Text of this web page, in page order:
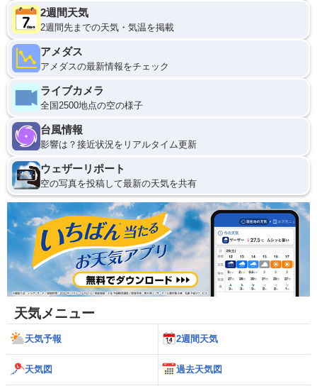
2週間天気
2週間先までの天気・気温を掲載
アメダス
アメダスの最新情報をチェック
ライブカメラ
全国2500地点の空の様子
台風情報
影響は？接近状況をリアルタイム更新
ウェザーリポート
空の写真を投稿して最新の天気を共有
天気メニュー
天気予報 2週間天気
天気図 過去天気図